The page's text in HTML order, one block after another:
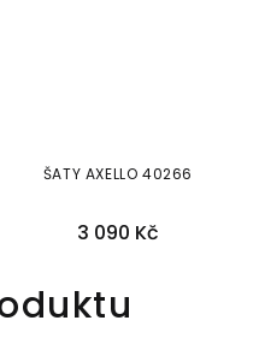
ŠATY AXELLO 40266
3 090 Kč